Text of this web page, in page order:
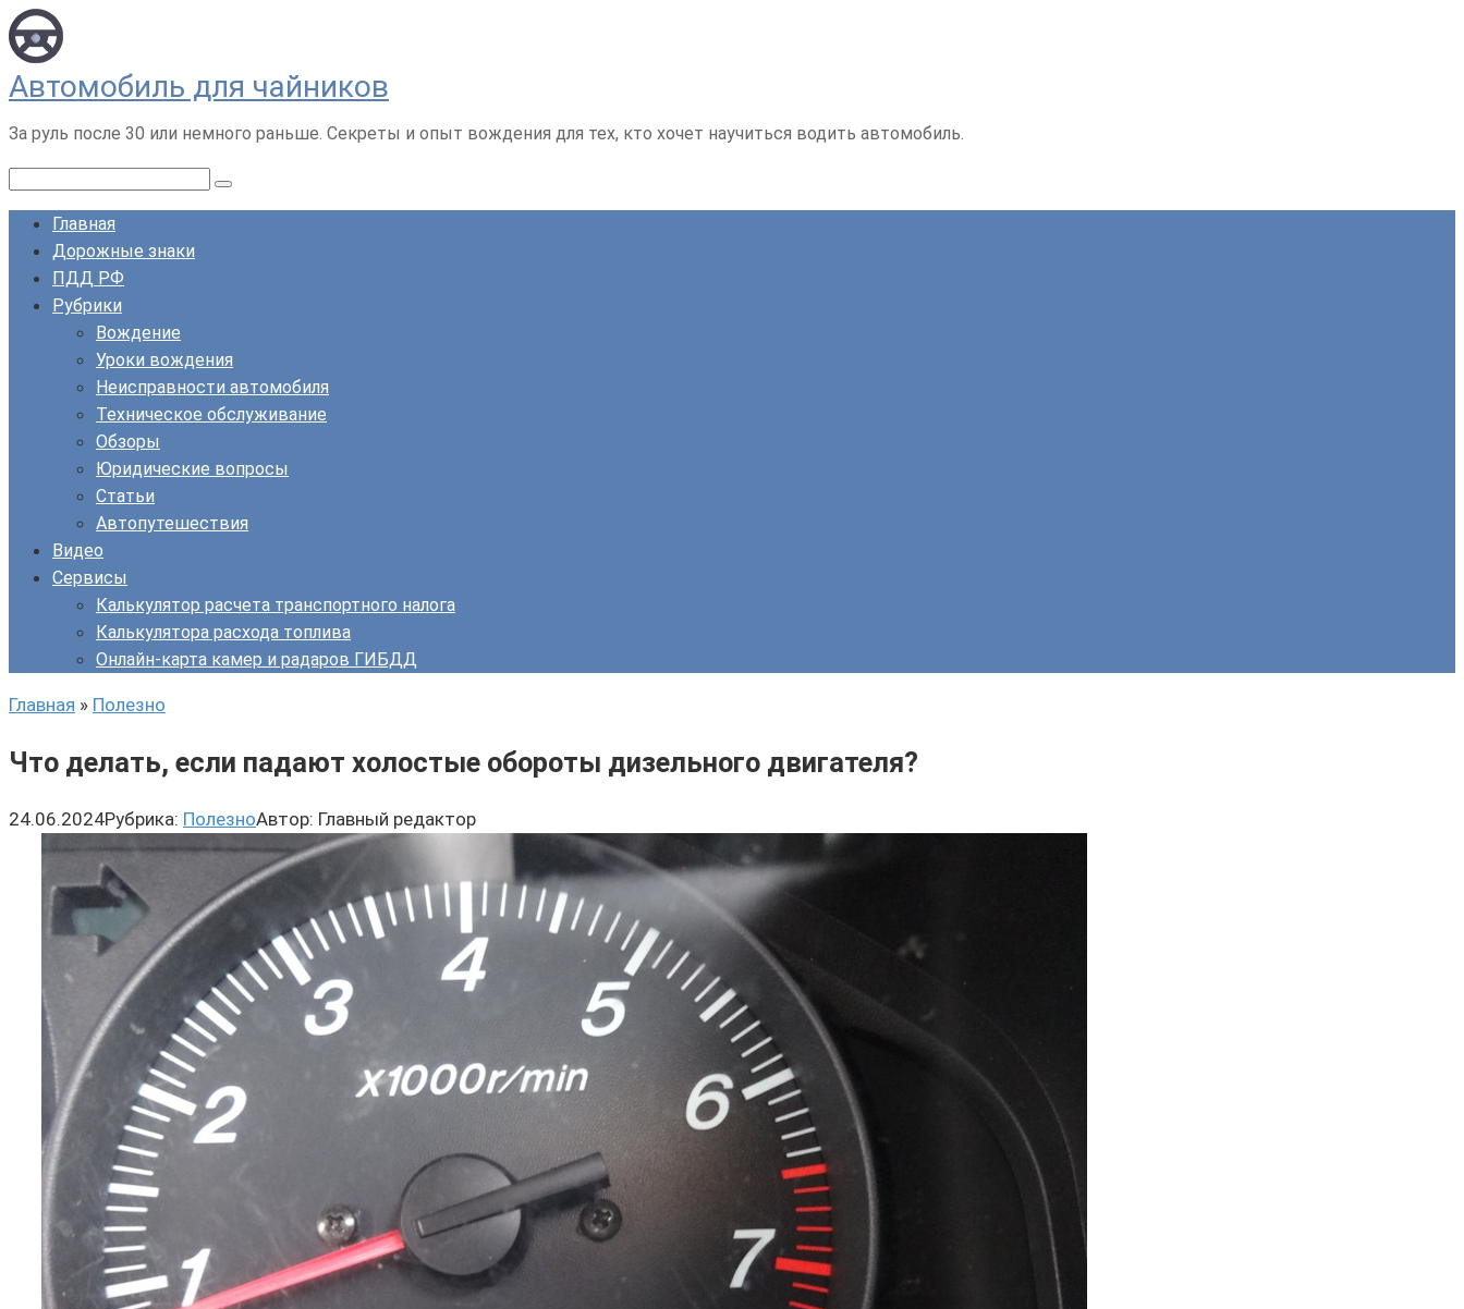
Перейти
к
контенту
Автомобиль для чайников
За руль после 30 или немного раньше. Секреты и опыт вождения для тех, кто хочет научиться водить автомобиль.
Главная
Дорожные знаки
ПДД РФ
Рубрики
Вождение
Уроки вождения
Неисправности автомобиля
Техническое обслуживание
Обзоры
Юридические вопросы
Статьи
Автопутешествия
Видео
Сервисы
Калькулятор расчета транспортного налога
Калькулятора расхода топлива
Онлайн-карта камер и радаров ГИБДД
Главная » Полезно
Что делать, если падают холостые обороты дизельного двигателя?
24.06.2024Рубрика: ПолезноАвтор: Главный редактор